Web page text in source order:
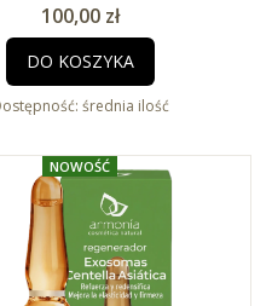
Cena
100,00 zł
DO KOSZYKA
średnia ilość
NOWOŚĆ